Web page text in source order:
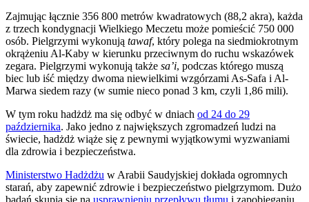
Zajmując łącznie 356 800 metrów kwadratowych (88,2 akra), każda
z trzech kondygnacji Wielkiego Meczetu może pomieścić 750 000
osób. Pielgrzymi wykonują tawaf, który polega na siedmiokrotnym
okrążeniu Al-Kaby w kierunku przeciwnym do ruchu wskazówek
zegara. Pielgrzymi wykonują także sa’i, podczas którego muszą
biec lub iść między dwoma niewielkimi wzgórzami As-Safa i Al-
Marwa siedem razy (w sumie nieco ponad 3 km, czyli 1,86 mili).
W tym roku hadżdż ma się odbyć w dniach od 24 do 29
października. Jako jedno z największych zgromadzeń ludzi na
świecie, hadżdż wiąże się z pewnymi wyjątkowymi wyzwaniami
dla zdrowia i bezpieczeństwa.
Ministerstwo Hadżdżu w Arabii Saudyjskiej dokłada ogromnych
starań, aby zapewnić zdrowie i bezpieczeństwo pielgrzymom. Dużo